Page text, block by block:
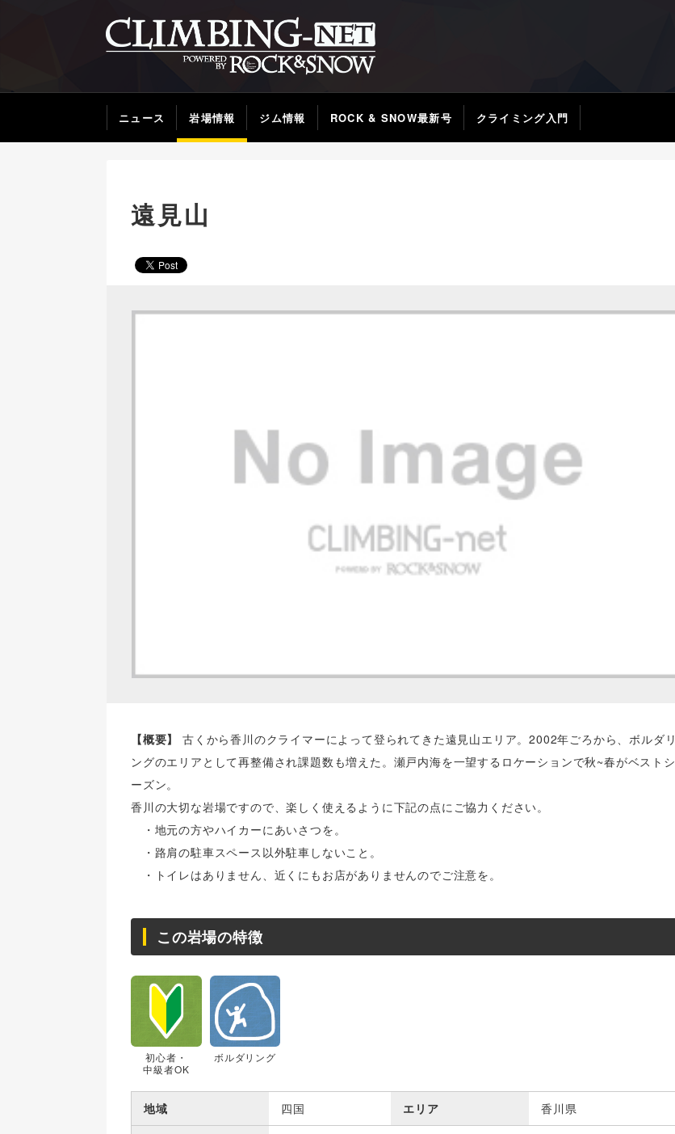
ニュース 岩場情報 ジム情報 ROCK & SNOW最新号 クライミング入門
遠見山
【概要】 古くから香川のクライマーによって登られてきた遠見山エリア。2002年ごろから、ボルダリ
ングのエリアとして再整備され課題数も増えた。瀬戸内海を一望するロケーションで秋~春がベストシ
ーズン。
香川の大切な岩場ですので、楽しく使えるように下記の点にご協力ください。
・地元の方やハイカーにあいさつを。
・路肩の駐車スペース以外駐車しないこと。
・トイレはありません、近くにもお店がありませんのでご注意を。
この岩場の特徴
初心者・
中級者OK
ボルダリング
地域 四国 エリア 香川県